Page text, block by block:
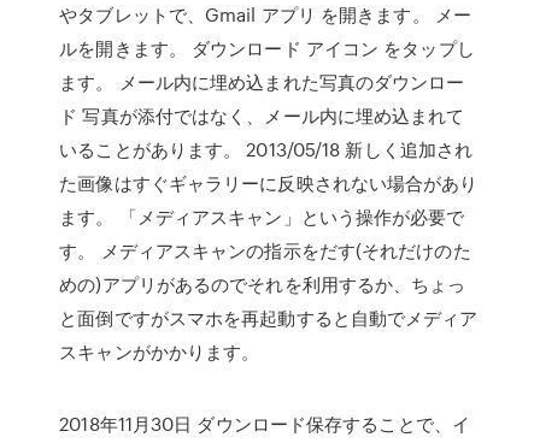
やタブレットで、Gmail アプリ を開きます。 メー
ルを開きます。 ダウンロード アイコン をタップし
ます。 メール内に埋め込まれた写真のダウンロー
ド 写真が添付ではなく、メール内に埋め込まれて
いることがあります。 2013/05/18 新しく追加され
た画像はすぐギャラリーに反映されない場合があり
ます。 「メディアスキャン」という操作が必要で
す。 メディアスキャンの指示をだす(それだけのた
めの)アプリがあるのでそれを利用するか、ちょっ
と面倒ですがスマホを再起動すると自動でメディア
スキャンがかかります。
2018年11月30日 ダウンロード保存することで、イ